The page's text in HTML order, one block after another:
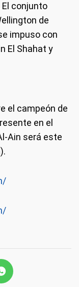
conjunto
de
impuso con
El Shahat y
el campeón de
en el
Ain será este